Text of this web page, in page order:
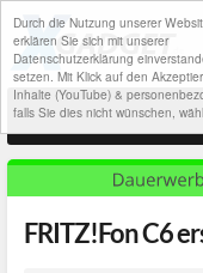
Durch die Nutzung unserer
erklären Sie sich mit unserer
Datenschutzerklärung
setzen. Mit Klick auf den
Inhalte (YouTube) &
falls Sie dies nicht wünschen,
FRITZ!Fon C6